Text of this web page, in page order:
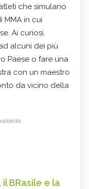
che simulano
in cui
Ai curiosi,
alcuni dei più
Paese o fare una
con un maestro
da vicino della
BRasile e la